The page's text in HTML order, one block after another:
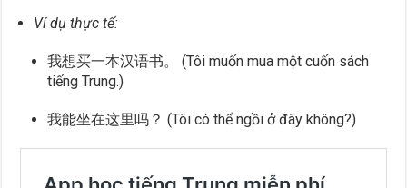
Ví dụ thực tế:
我想买一本汉语书。 (Tôi muốn mua một cuốn sách
tiếng Trung.)
我能坐在这里吗？ (Tôi có thể ngồi ở đây không?)